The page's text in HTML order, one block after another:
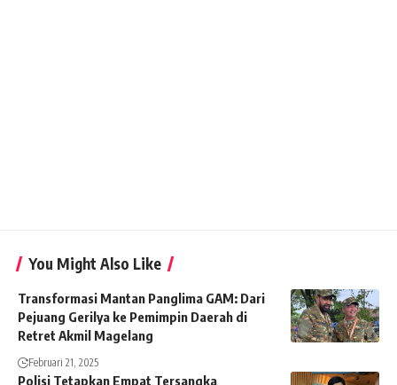
You Might Also Like
Transformasi Mantan Panglima GAM: Dari
Pejuang Gerilya ke Pemimpin Daerah di
Retret Akmil Magelang
Februari 21, 2025
Polisi Tetapkan Empat Tersangka